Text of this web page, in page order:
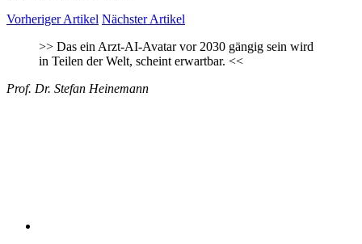
Vorheriger Artikel Nächster Artikel
>> Das ein Arzt-AI-Avatar vor 2030 gängig sein wird
in Teilen der Welt, scheint erwartbar. <<
Prof. Dr. Stefan Heinemann